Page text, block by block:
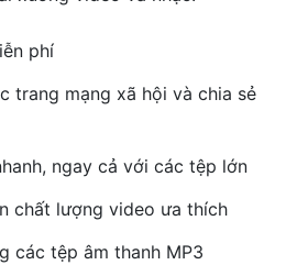
phí
trang mạng xã hội và chia sẻ
ngay cả với các tệp lớn
chất lượng video ưa thích
các tệp âm thanh MP3